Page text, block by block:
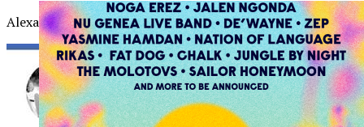
Alexandru Firicel șef Departament Investigații